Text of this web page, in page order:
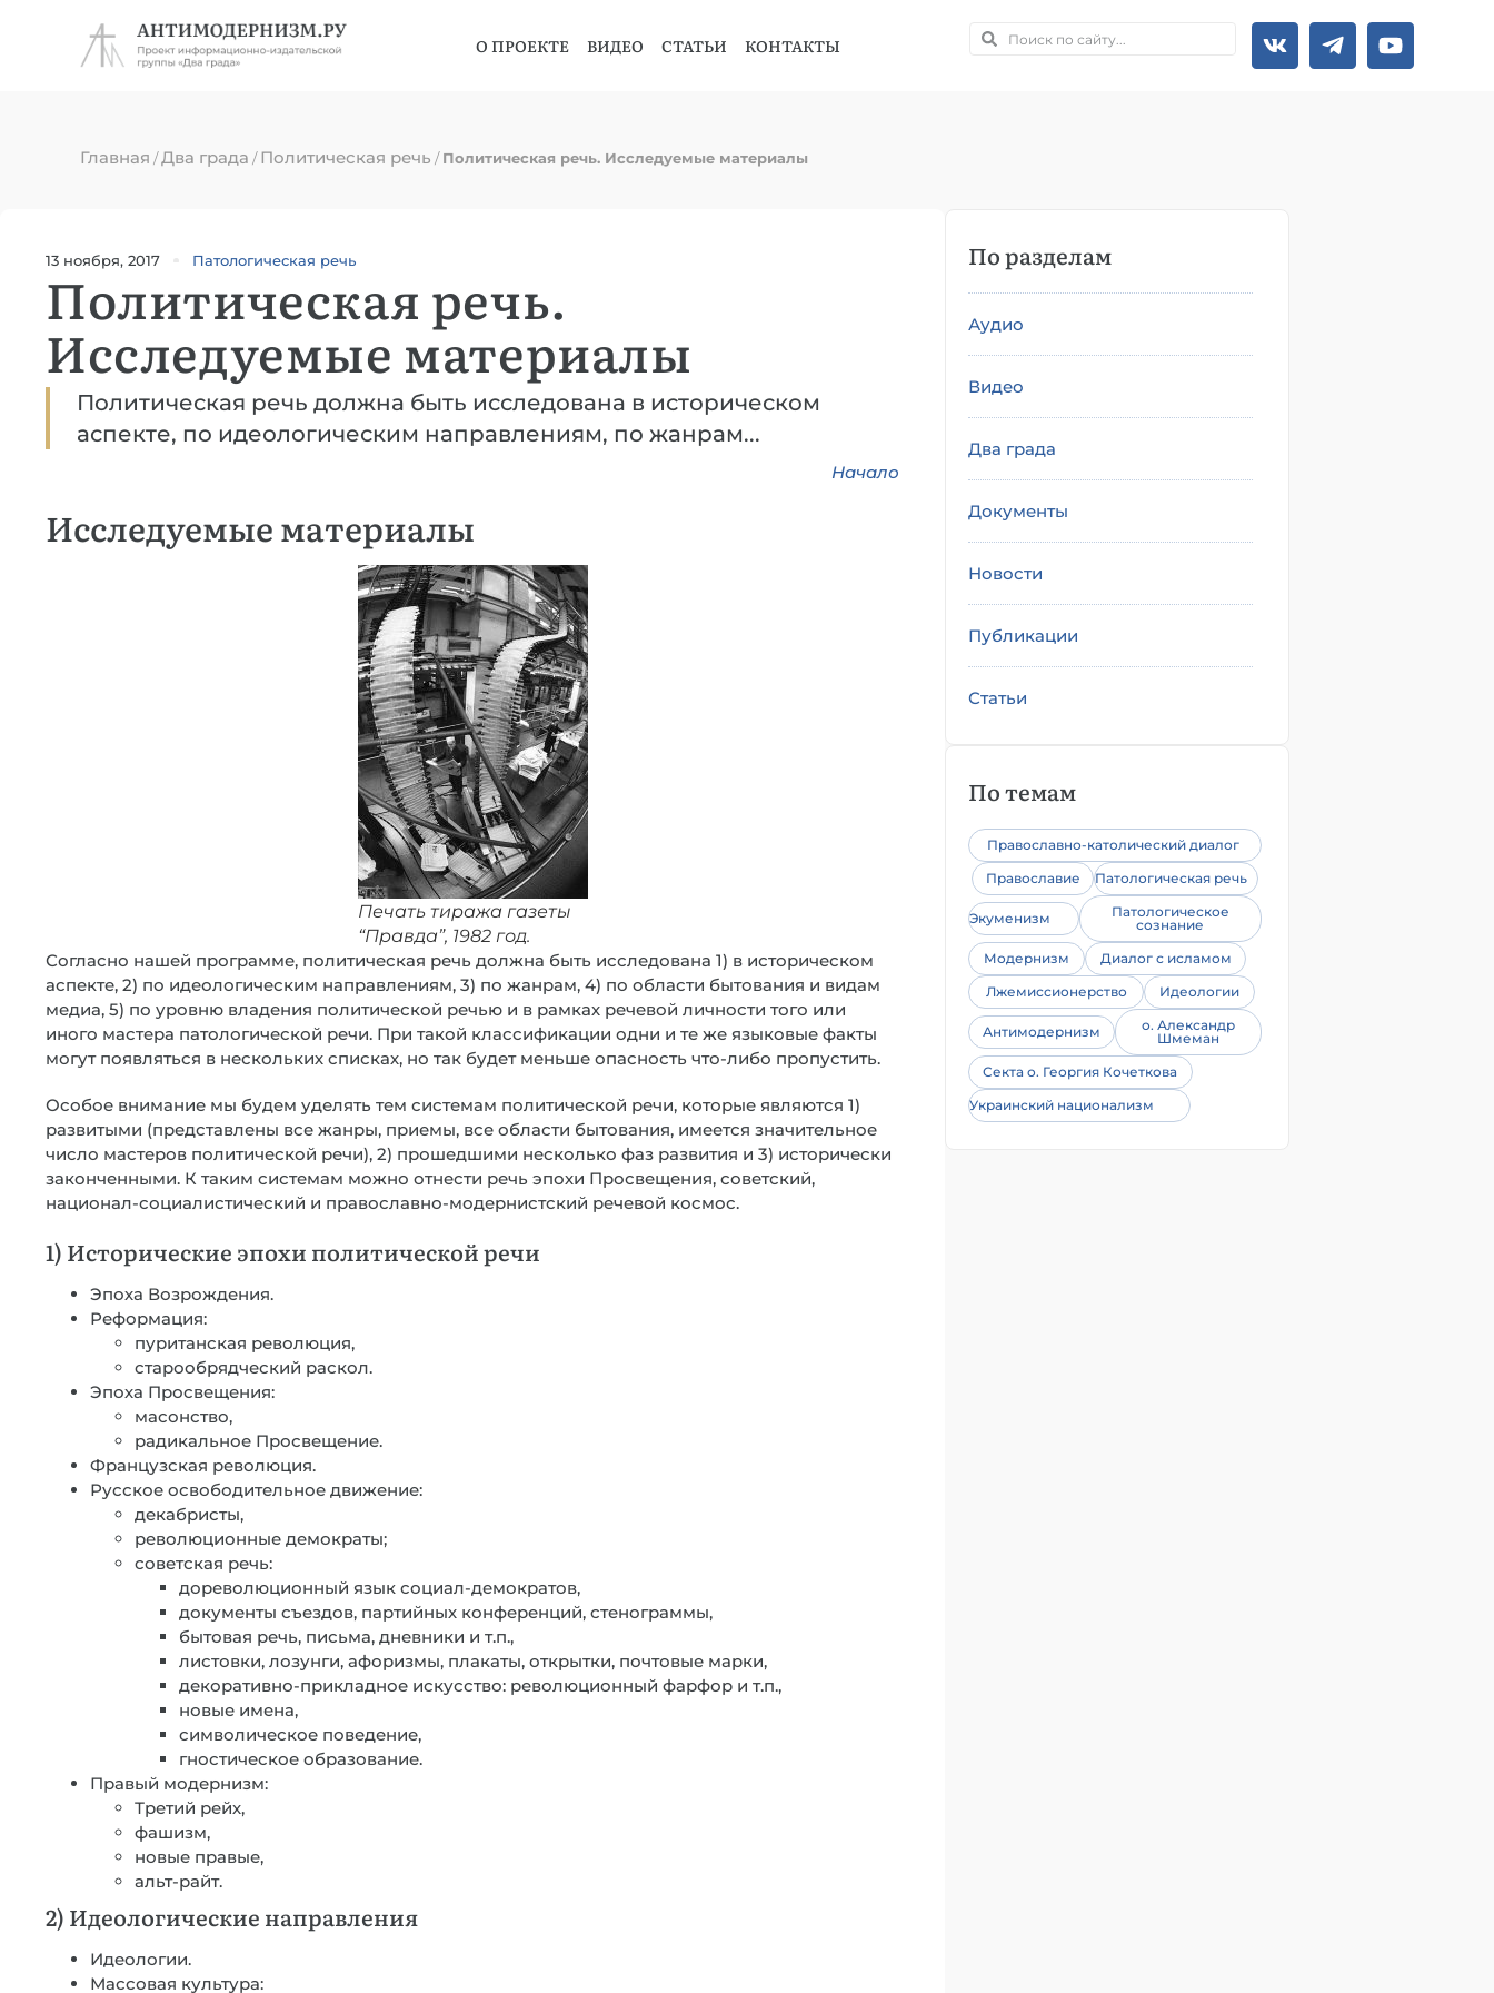
О ПРОЕКТЕ ВИДЕО СТАТЬИ КОНТАКТЫ
Главная /Два града /Политическая речь /Политическая речь. Исследуемые материалы
13 ноября, 2017 Патологическая речь
Политическая речь.
Исследуемые материалы
Политическая речь должна быть исследована в историческом
аспекте, по идеологическим направлениям, по жанрам...
Начало
Исследуемые материалы
Печать тиража газеты
“Правда”, 1982 год.
Согласно нашей программе, политическая речь должна быть исследована 1) в историческом
аспекте, 2) по идеологическим направлениям, 3) по жанрам, 4) по области бытования и видам
медиа, 5) по уровню владения политической речью и в рамках речевой личности того или
иного мастера патологической речи. При такой классификации одни и те же языковые факты
могут появляться в нескольких списках, но так будет меньше опасность что-либо пропустить.
Особое внимание мы будем уделять тем системам политической речи, которые являются 1)
развитыми (представлены все жанры, приемы, все области бытования, имеется значительное
число мастеров политической речи), 2) прошедшими несколько фаз развития и 3) исторически
законченными. К таким системам можно отнести речь эпохи Просвещения, советский,
национал-социалистический и православно-модернистский речевой космос.
1) Исторические эпохи политической речи
Эпоха Возрождения.
Реформация:
пуританская революция,
старообрядческий раскол.
Эпоха Просвещения:
масонство,
радикальное Просвещение.
Французская революция.
Русское освободительное движение:
декабристы,
революционные демократы;
советская речь:
дореволюционный язык социал-демократов,
документы съездов, партийных конференций, стенограммы,
бытовая речь, письма, дневники и т.п.,
листовки, лозунги, афоризмы, плакаты, открытки, почтовые марки,
декоративно-прикладное искусство: революционный фарфор и т.п.,
новые имена,
символическое поведение,
гностическое образование.
Правый модернизм:
Третий рейх,
фашизм,
новые правые,
альт-райт.
2) Идеологические направления
Идеологии.
Массовая культура:
По разделам
Аудио
Видео
Два града
Документы
Новости
Публикации
Статьи
По темам
Православно-католический диалог
Православие
Патологическая речь
Экуменизм
Патологическое
сознание
Модернизм
Диалог с исламом
Лжемиссионерство
Идеологии
Антимодернизм
о. Александр
Шмеман
Секта о. Георгия Кочеткова
Украинский национализм